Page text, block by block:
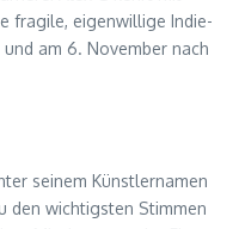
fragile, eigenwillige Indie-
am 6. November nach
seinem Künstlernamen
den wichtigsten Stimmen